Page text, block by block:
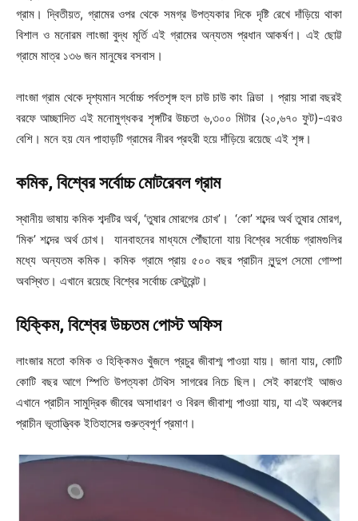
গ্রাম। দ্বিতীয়ত, গ্রামের ওপর থেকে সমগ্র উপত্যকার দিকে দৃষ্টি রেখে দাঁড়িয়ে থাকা
বিশাল ও মনোরম লাংজা বুদ্ধ মূর্তি এই গ্রামের অন্যতম প্রধান আকর্ষণ। এই ছোট্ট
গ্রামে মাত্র ১৩৬ জন মানুষের বসবাস।
লাংজা গ্রাম থেকে দৃশ্যমান সর্বোচ্চ পর্বতশৃঙ্গ হল চাউ চাউ কাং নিল্ডা । প্রায় সারা বছরই
বরফে আচ্ছাদিত এই মনোমুগ্ধকর শৃঙ্গটির উচ্চতা ৬,৩০০ মিটার (২০,৬৭০ ফুট)-এরও
বেশি। মনে হয় যেন পাহাড়টি গ্রামের নীরব প্রহরী হয়ে দাঁড়িয়ে রয়েছে এই শৃঙ্গ।
কমিক, বিশ্বের সর্বোচ্চ মোটরেবল গ্রাম
স্থানীয় ভাষায় কমিক শব্দটির অর্থ, ‘তুষার মোরগের চোখ’। ‘কো’ শব্দের অর্থ তুষার মোরগ,
‘মিক’ শব্দের অর্থ চোখ। যানবাহনের মাধ্যমে পৌঁছানো যায় বিশ্বের সর্বোচ্চ গ্রামগুলির
মধ্যে অন্যতম কমিক। কমিক গ্রামে প্রায় ৫০০ বছর প্রাচীন লুন্দুপ সেমো গোম্পা
অবস্থিত। এখানে রয়েছে বিশ্বের সর্বোচ্চ রেস্টুরেন্ট।
হিক্কিম, বিশ্বের উচ্চতম পোস্ট অফিস
লাংজার মতো কমিক ও হিক্কিমও খুঁজলে প্রচুর জীবাশ্ম পাওয়া যায়। জানা যায়, কোটি
কোটি বছর আগে স্পিতি উপত্যকা টেথিস সাগরের নিচে ছিল। সেই কারণেই আজও
এখানে প্রাচীন সামুদ্রিক জীবের অসাধারণ ও বিরল জীবাশ্ম পাওয়া যায়, যা এই অঞ্চলের
প্রাচীন ভূতাত্ত্বিক ইতিহাসের গুরুত্বপূর্ণ প্রমাণ।